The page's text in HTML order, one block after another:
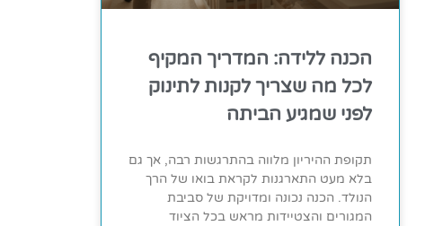
הכנה ללידה: המדריך המקיף
לכל מה שצריך לקנות לתינוק
לפני שמגיע הביתה
תקופת ההיריון מלווה בהתרגשות רבה, אך גם
בלא מעט התארגנות לקראת בואו של הרך
הנולד. הכנה נכונה ומדויקת של סביבת
המגורים והצטיידות מראש בכל הציוד